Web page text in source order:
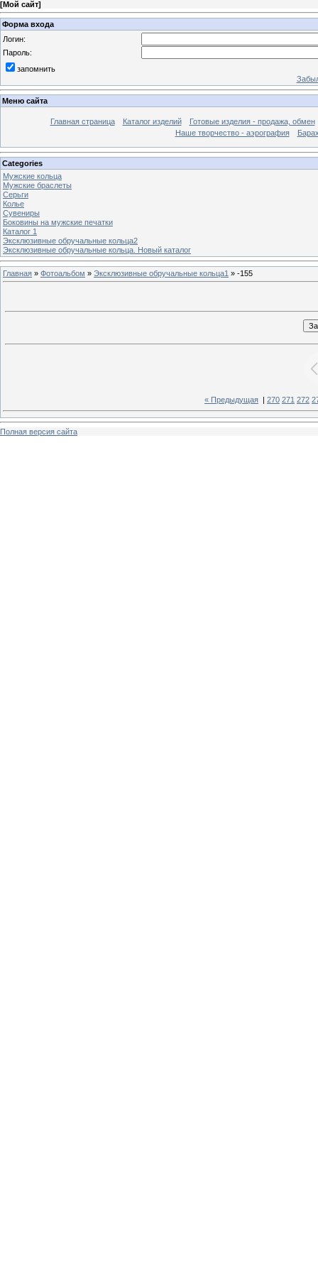
[Мой сайт]
Форма входа
Логин:
Пароль:
запомнить
Меню сайта
Главная страница Каталог изделий
Готовые изделия - продажа, обмен
Наше творчество - аэрография
Categories
Мужские кольца
Мужские браслеты
Серьги
Колье
Сувениры
Боковины на мужские печатки
Каталог 1
Эксклюзивные обручальные кольца2
Эксклюзивные обручальные кольца. Новый каталог
Главная » Фотоальбом » Эксклюзивные обручальные кольца1 » -155
« Предыдущая 270 271 272
Полная версия сайта